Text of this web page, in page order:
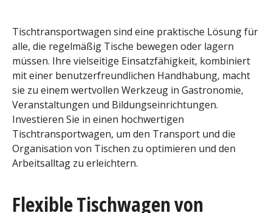
Tischtransportwagen sind eine praktische Lösung für
alle, die regelmäßig Tische bewegen oder lagern
müssen. Ihre vielseitige Einsatzfähigkeit, kombiniert
mit einer benutzerfreundlichen Handhabung, macht
sie zu einem wertvollen Werkzeug in Gastronomie,
Veranstaltungen und Bildungseinrichtungen.
Investieren Sie in einen hochwertigen
Tischtransportwagen, um den Transport und die
Organisation von Tischen zu optimieren und den
Arbeitsalltag zu erleichtern.
Flexible Tischwagen von